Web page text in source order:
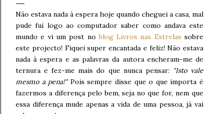
Não estava nada à espera hoje quando cheguei a casa, mal
pude fui logo ao computador saber como andava este
mundo e vi um post noblog Livros nas Estrelas sobre
este projecto! Fiquei super encantada e feliz! Não estava
nada à espera e as palavras da autora encheram-me de
ternura e fez-me mais do que nunca pensar: "Isto vale
mesmo a pena!"Pois sempre disse que o que importa é
fazermos a diferença pelo bem, seja no que for, nem que
essa diferença mude apenas a vida de uma pessoa, já vai